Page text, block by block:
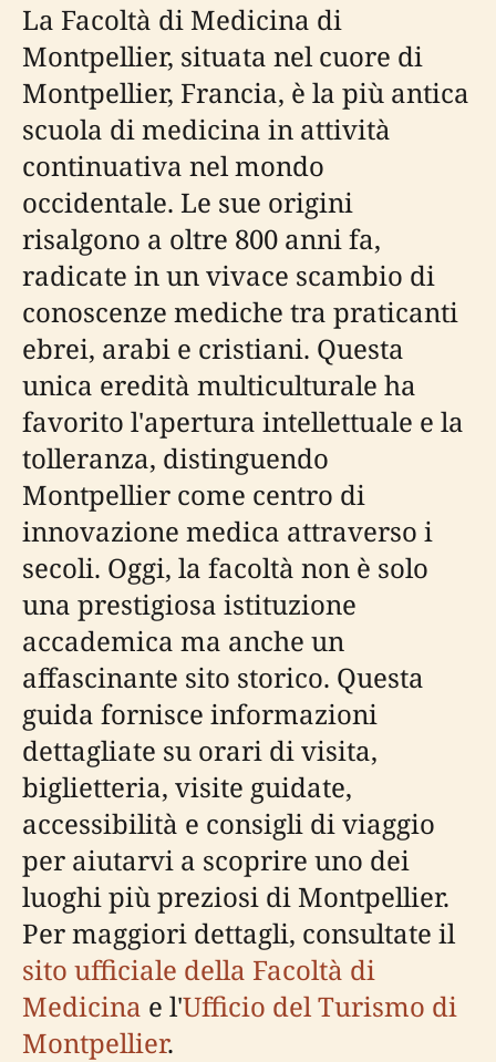
La Facoltà di Medicina di
Montpellier, situata nel cuore di
Montpellier, Francia, è la più antica
scuola di medicina in attività
continuativa nel mondo
occidentale. Le sue origini
risalgono a oltre 800 anni fa,
radicate in un vivace scambio di
conoscenze mediche tra praticanti
ebrei, arabi e cristiani. Questa
unica eredità multiculturale ha
favorito l'apertura intellettuale e la
tolleranza, distinguendo
Montpellier come centro di
innovazione medica attraverso i
secoli. Oggi, la facoltà non è solo
una prestigiosa istituzione
accademica ma anche un
affascinante sito storico. Questa
guida fornisce informazioni
dettagliate su orari di visita,
biglietteria, visite guidate,
accessibilità e consigli di viaggio
per aiutarvi a scoprire uno dei
luoghi più preziosi di Montpellier.
Per maggiori dettagli, consultate il
sito ufficiale della Facoltà di
Medicina e l'Ufficio del Turismo di
Montpellier.